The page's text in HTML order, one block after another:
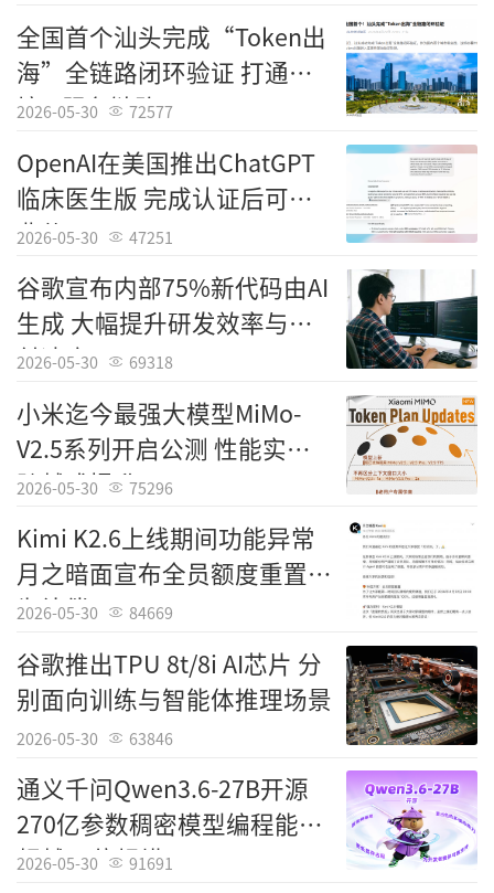
全国首个汕头完成“Token出
海”全链路闭环验证 打通跨
境AI服务链路
2026-05-30 72577
OpenAI在美国推出ChatGPT
临床医生版 完成认证后可免
费使用
2026-05-30 47251
谷歌宣布内部75%新代码由AI
生成 大幅提升研发效率与交
付速度
2026-05-30 69318
小米迄今最强大模型MiMo-
V2.5系列开启公测 性能实现
跨越式提升
2026-05-30 75296
Kimi K2.6上线期间功能异常
月之暗面宣布全员额度重置作
为补偿
2026-05-30 84669
谷歌推出TPU 8t/8i AI芯片 分
别面向训练与智能体推理场景
2026-05-30 63846
通义千问Qwen3.6-27B开源
270亿参数稠密模型编程能力
超越15倍规模MoE
2026-05-30 91691